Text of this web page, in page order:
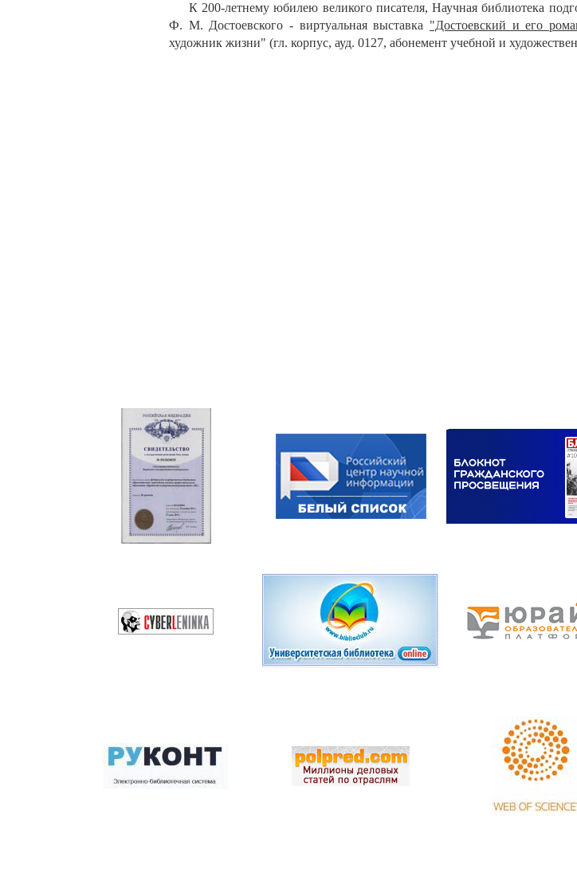
К 200-летнему юбилею великого писателя, Научная библиотека
Ф. М. Достоевского - виртуальная выставка "Достоевский и его
художник жизни" (гл. корпус, ауд. 0127, абонемент учебной и